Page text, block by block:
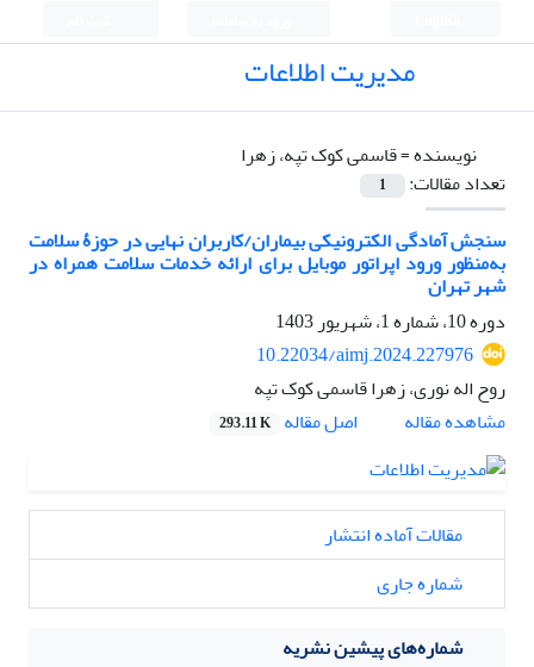
مدیریت اطلاعات
نویسنده =قاسمی کوک تپه، زهرا
تعداد مقالات:
1
سنجش آمادگی الکترونیکی بیماران/کاربران نهایی در حوزۀ سلامت
به‌منظور ورود اپراتور موبایل برای ارائه خدمات سلامت همراه در
شهر تهران
دوره 10، شماره 1، شهریور 1403
10.22034/aimj.2024.227976
روح اله نوری، زهرا قاسمی کوک تپه
مشاهده مقاله
اصل مقاله 293.11 K
مقالات آماده انتشار
شماره جاری
شماره‌های پیشین نشریه